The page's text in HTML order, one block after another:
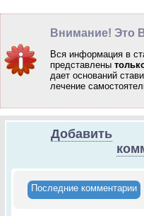
Внимание! Это
Вся информация в
представлены
дает оснований
лечение
Добавить
Последние комментарии